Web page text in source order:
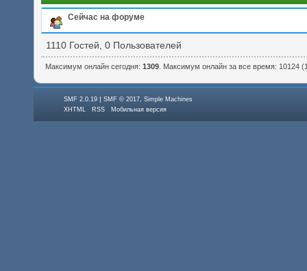
Сейчас на форуме
1110 Гостей, 0 Пользователей
Максимум онлайн сегодня: 1309. Максимум онлайн за все время: 10124
SMF 2.0.19 |SMF © 2017 ,Simple Machines
XHTML
RSS Мобильная версия